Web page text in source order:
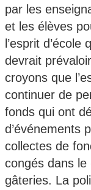
par les
et les élèves
l’esprit
devrait
croyons que
continuer de
fonds qui ont
d’événements
collectes de
congés dans
gâteries. La